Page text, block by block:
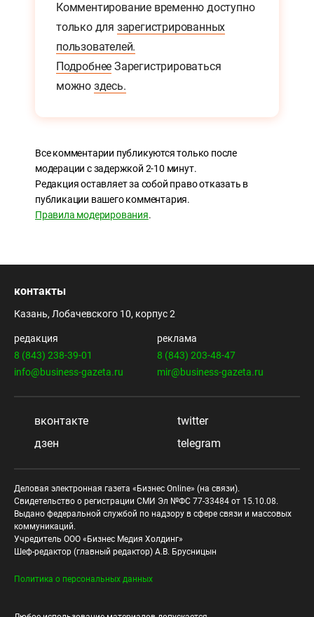
Комментирование временно доступно
только для зарегистрированных
пользователей.
Подробнее Зарегистрироваться
можно здесь.
Все комментарии публикуются только после
модерации с задержкой 2-10 минут.
Редакция оставляет за собой право отказать в
публикации вашего комментария.
Правила модерирования.
контакты
Казань, Лобачевского 10, корпус 2
редакция
8 (843) 238-39-01
info@business-gazeta.ru
реклама
8 (843) 203-48-47
mir@business-gazeta.ru
вконтакте
twitter
дзен
telegram
Деловая электронная газета «Бизнес Online» (на связи).
Свидетельство о регистрации СМИ Эл №ФС 77-33484 от 15.10.08.
Выдано федеральной службой по надзору в сфере связи и массовых
коммуникаций.
Учредитель ООО «Бизнес Медия Холдинг»
Шеф-редактор (главный редактор) А.В. Брусницын
Политика о персональных данных